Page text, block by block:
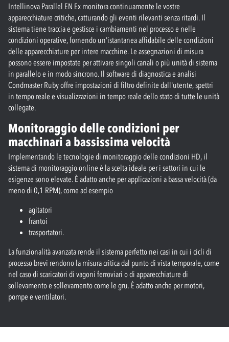
Intellinova Parallel EN Ex monitora continuamente le vostre
apparecchiature critiche, catturando gli eventi rilevanti senza ritardi. Il
sistema tiene traccia e gestisce i cambiamenti nel processo e nelle
condizioni operative, fornendo un'istantanea affidabile delle condizioni
delle apparecchiature per intere macchine. Le assegnazioni di misura
possono essere impostate per attivare singoli canali o più unità di sistema
in parallelo e in modo sincrono. Il software di diagnostica e analisi
Condmaster Ruby offre impostazioni di filtro definite dall'utente, spettri
in tempo reale e visualizzazioni in tempo reale dello stato di tutte le unità
collegate.
Monitoraggio delle condizioni per
macchinari a bassissima velocità
Implementando le tecnologie di monitoraggio delle condizioni HD, il
sistema di monitoraggio online è la scelta ideale per i settori in cui le
esigenze sono elevate. È adatto anche per applicazioni a bassa velocità (da
meno di 0,1 RPM), come ad esempio
agitatori
frantoi
trasportatori.
La funzionalità avanzata rende il sistema perfetto nei casi in cui i cicli di
processo brevi rendono la misura critica dal punto di vista temporale, come
nel caso di scaricatori di vagoni ferroviari o di apparecchiature di
sollevamento e sollevamento come le gru. È adatto anche per motori,
pompe e ventilatori.